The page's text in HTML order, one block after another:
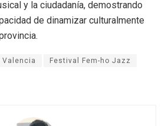
y la ciudadanía, demostrando
de dinamizar culturalmente
Valencia Festival Fem-ho Jazz